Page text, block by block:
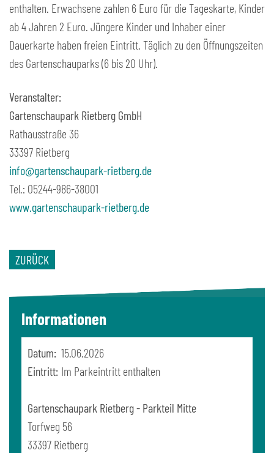
enthalten. Erwachsene zahlen 6 Euro für die Tageskarte, Kinder
ab 4 Jahren 2 Euro. Jüngere Kinder und Inhaber einer
Dauerkarte haben freien Eintritt. Täglich zu den Öffnungszeiten
des Gartenschauparks (6 bis 20 Uhr).
Veranstalter:
Gartenschaupark Rietberg GmbH
Rathausstraße 36
33397 Rietberg
info@gartenschaupark-rietberg.de
Tel.: 05244-986-38001
www.gartenschaupark-rietberg.de
ZURÜCK
Informationen
Datum: 15.06.2026
Eintritt: Im Parkeintritt enthalten
Gartenschaupark Rietberg - Parkteil Mitte
Torfweg 56
33397 Rietberg